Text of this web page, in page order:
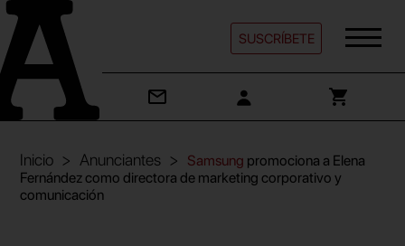
SUSCRÍBETE
Inicio Anunciantes Samsung promociona a Elena
Fernández como directora de marketing corporativo y
comunicación